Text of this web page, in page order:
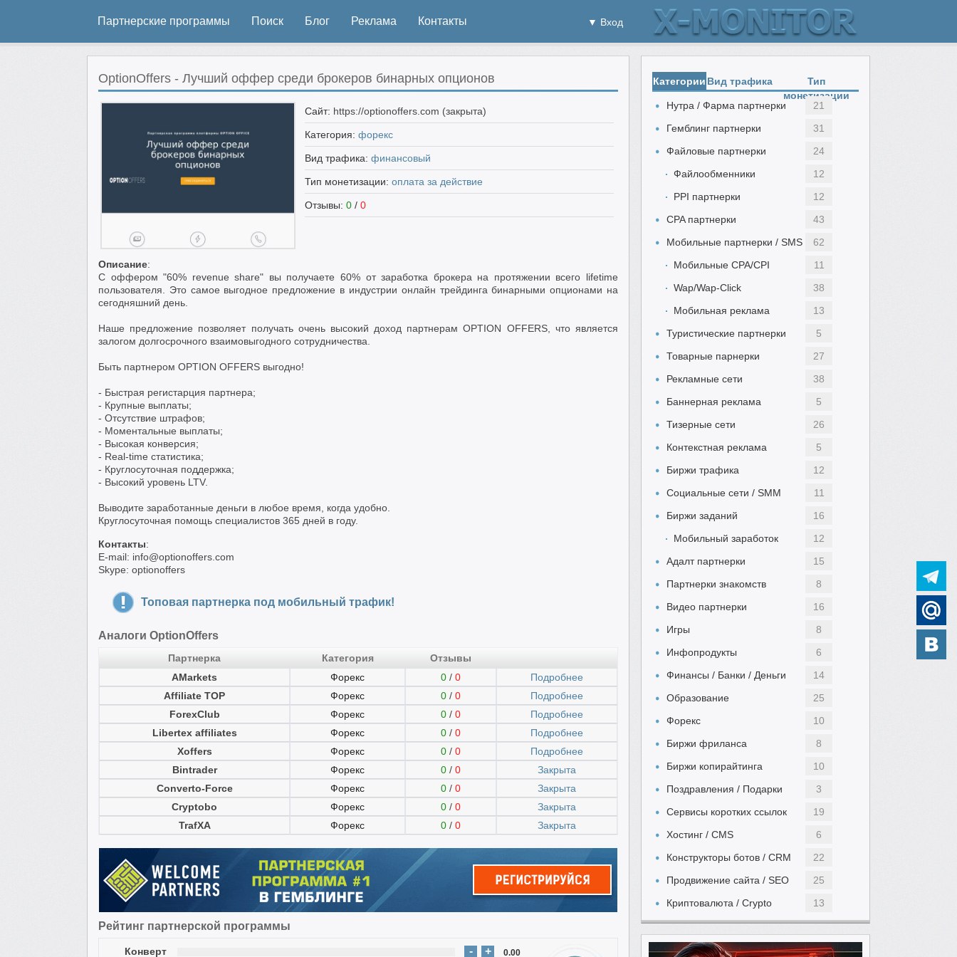
Партнерские программы Поиск Блог Реклама Контакты ▼ Вход
OptionOffers - Лучший оффер среди брокеров бинарных опционов
Сайт: https://optionoffers.com (закрыта)
Категория: форекс
Вид трафика: финансовый
Тип монетизации: оплата за действие
Отзывы: 0 / 0
Описание:
С оффером "60% revenue share" вы получаете 60% от заработка брокера на протяжении всего lifetime
пользователя. Это самое выгодное предложение в индустрии онлайн трейдинга бинарными опционами на
сегодняшний день.
Наше предложение позволяет получать очень высокий доход партнерам OPTION OFFERS, что является
залогом долгосрочного взаимовыгодного сотрудничества.
Быть партнером OPTION OFFERS выгодно!
- Быстрая регистарция партнера;
- Крупные выплаты;
- Отсутствие штрафов;
- Моментальные выплаты;
- Высокая конверсия;
- Real-time статистика;
- Круглосуточная поддержка;
- Высокий уровень LTV.
Выводите заработанные деньги в любое время, когда удобно.
Круглосуточная помощь специалистов 365 дней в году.
Контакты:
E-mail: info@optionoffers.com
Skype: optionoffers
Топовая партнерка под мобильный трафик!
Аналоги OptionOffers
Партнерка Категория
Отзывы
AMarkets
Форекс 0 / 0
Подробнее
Affiliate TOP
Форекс 0 / 0
Подробнее
ForexClub
Форекс 0 / 0
Подробнее
Libertex affiliates
Форекс 0 / 0
Подробнее
Xoffers
Форекс 0 / 0
Подробнее
Bintrader
Форекс 0 / 0
Закрыта
Converto-Force
Форекс 0 / 0
Закрыта
Cryptobo
Форекс 0 / 0
Закрыта
TrafXA
Форекс 0 / 0 Закрыта
Рейтинг партнерской программы
Конверт - + 0.00
Категории Вид трафика
Тип
монетизации
Нутра / Фарма партнерки
21
Гемблинг партнерки
31
Файловые партнерки
24
Файлообменники
12
PPI партнерки
12
CPA партнерки
43
Мобильные партнерки / SMS
62
Мобильные CPA/CPI
11
Wap/Wap-Click
38
Мобильная реклама
13
Туристические партнерки
5
Товарные парнерки
27
Рекламные сети
38
Баннерная реклама
5
Тизерные сети
26
Контекстная реклама
5
Биржи трафика
12
Социальные сети / SMM
11
Биржи заданий
16
Мобильный заработок
12
Адалт партнерки
15
Партнерки знакомств
8
Видео партнерки
16
Игры
8
Инфопродукты
6
Финансы / Банки / Деньги
14
Образование
25
Форекс
10
Биржи фриланса
8
Биржи копирайтинга
10
Поздравления / Подарки
3
Сервисы коротких ссылок
19
Хостинг / CMS
6
Конструкторы ботов / CRM
22
Продвижение сайта / SEO
25
Криптовалюта / Crypto
13
Автомобильный
5
Женский
13
Выполнение заданий
49
Инвестиции
11